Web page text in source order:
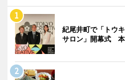
紀尾井町で「トウ
サロン」開幕式